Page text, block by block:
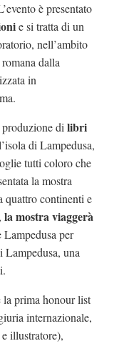
è presentato
e si tratta di un
nell’ambito
dalla
in
di libri
di Lampedusa,
tutti coloro che
la mostra
quattro continenti e
la mostra viaggerà
Lampedusa per
Lampedusa, una
la prima honour list
internazionale,
illustratore),